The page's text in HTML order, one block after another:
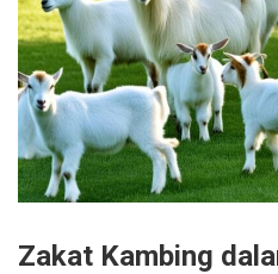
Zakat Kambing